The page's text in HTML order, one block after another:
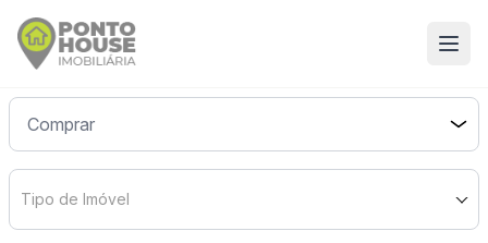
Tipo de Imóvel